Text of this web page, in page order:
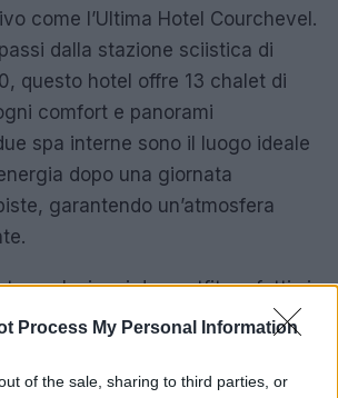
Process My Personal Information
of the sale, sharing to third parties, or
come l’Ultima Hotel Courchevel.
dalla stazione sciistica di
questo hotel offre 13 chalet di
comfort e panorami
spa interne sono il luogo ideale
dopo una giornata
garantendo un’atmosfera
esclusivo, i due outfit perfetti si
dall’iconico contrasto
di relax in baita. La moda